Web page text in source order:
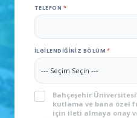
TELEFON *
İLGILENDIĞINIZ BÖLÜM*
KVKK*
Bahçeşehir
kutlama ve bana özel
için ileti almaya onay